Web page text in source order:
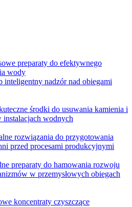
preparaty do efektywnego
wody
nadzór nad obiegami
środki do usuwania kamienia i
instalacjach wodnych
rozwiązania do przygotowania
przed procesami produkcyjnymi
preparaty do hamowania rozwoju
w przemysłowych obiegach
koncentraty czyszczące